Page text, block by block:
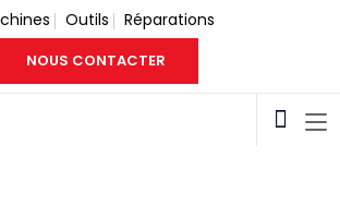
Outils Réparations
NOUS CONTACTER